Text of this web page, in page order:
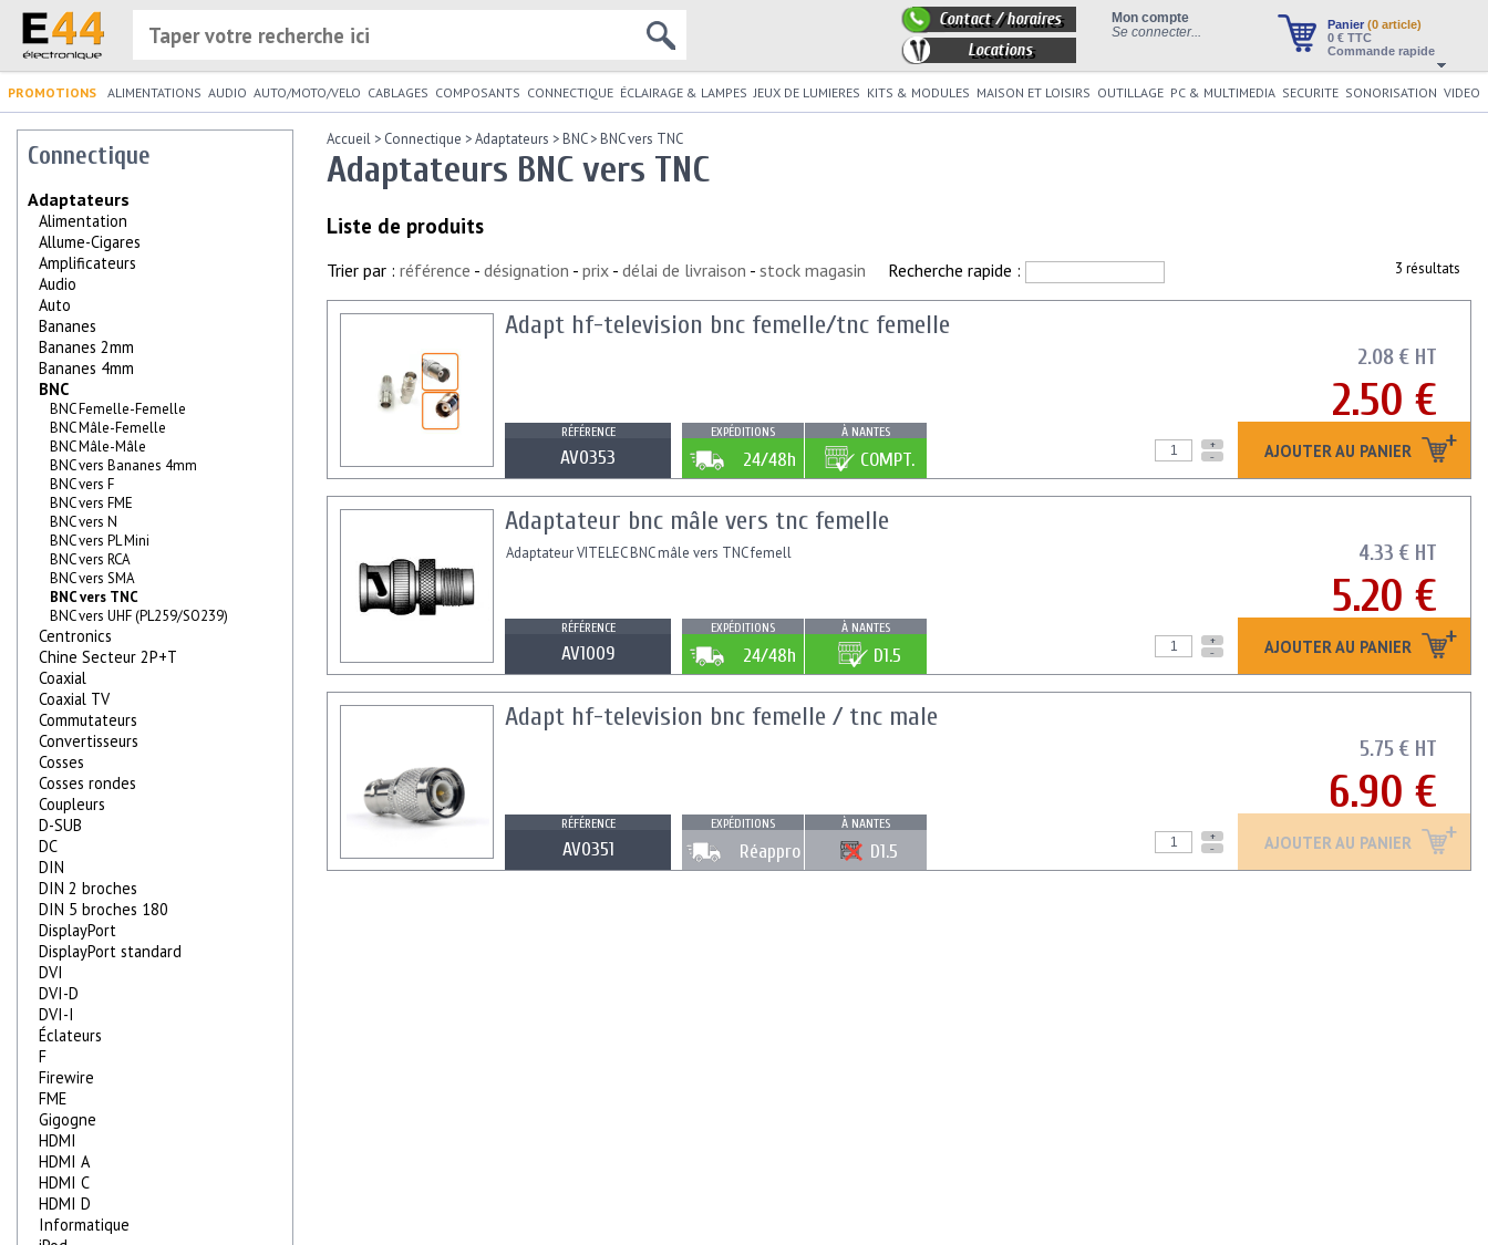
Panier (0 article)
0 € TTC
Commande rapide
Mon compte
Se connecter...
Contact / horaires
Locations
PROMOTIONS ALIMENTATIONS AUDIO AUTO/MOTO/VELO CABLAGES COMPOSANTS CONNECTIQUE ÉCLAIRAGE & LAMPES JEUX DE LUMIERES KITS & MODULES MAISON ET LOISIRS OUTILLAGE PC & MULTIMEDIA SECURITE SONORISATION VIDEO
Connectique
Adaptateurs
Alimentation
Allume-Cigares
Amplificateurs
Audio
Auto
Bananes
Bananes 2mm
Bananes 4mm
BNC
BNC Femelle-Femelle
BNC Mâle-Femelle
BNC Mâle-Mâle
BNC vers Bananes 4mm
BNC vers F
BNC vers FME
BNC vers N
BNC vers PL Mini
BNC vers RCA
BNC vers SMA
BNC vers TNC
BNC vers UHF (PL259/SO239)
Centronics
Chine Secteur 2P+T
Coaxial
Coaxial TV
Commutateurs
Convertisseurs
Cosses
Cosses rondes
Coupleurs
D-SUB
DC
DIN
DIN 2 broches
DIN 5 broches 180
DisplayPort
DisplayPort standard
DVI
DVI-D
DVI-I
Éclateurs
F
Firewire
FME
Gigogne
HDMI
HDMI A
HDMI C
HDMI D
Informatique
Accueil > Connectique >Adaptateurs >BNC>BNC vers TNC
Adaptateurs BNC vers TNC
Liste de produits
3 résultats
Trier par : référence - désignation - prix - délai de livraison - stock magasin Recherche rapide :
2.08 € HT
2.50 €
AJOUTER AU PANIER
Adapt hf-television bnc femelle/tnc femelle
RÉFÉRENCE
AV0353
EXPÉDITIONS
24/48h
À NANTES
COMPT.
+
-
4.33 € HT
5.20 €
AJOUTER AU PANIER
Adaptateur bnc mâle vers tnc femelle
Adaptateur VITELEC BNC mâle vers TNC femell
RÉFÉRENCE
AV1009
EXPÉDITIONS
24/48h
À NANTES
D1.5
+
-
5.75 € HT
6.90 €
AJOUTER AU PANIER
Adapt hf-television bnc femelle / tnc male
RÉFÉRENCE
AV0351
EXPÉDITIONS
Réappro
À NANTES
D1.5
+
-